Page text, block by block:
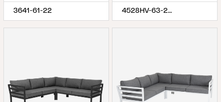
3641-61-22 4528HV-63-222